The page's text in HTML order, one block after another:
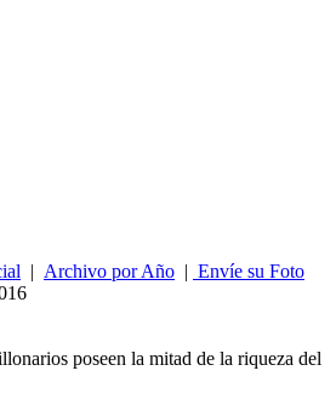
| Archivo por Año | Envíe su Foto
poseen la mitad de la riqueza del